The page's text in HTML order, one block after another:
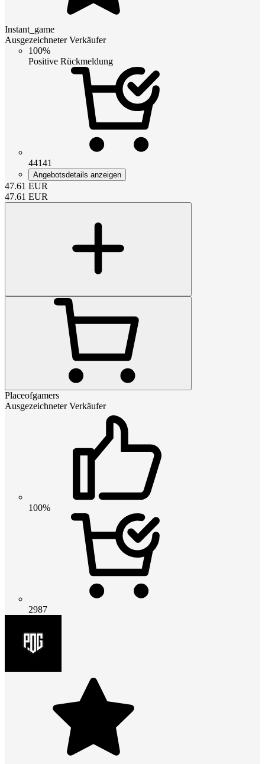
Instant_game
Ausgezeichneter Verkäufer
100%
Positive Rückmeldung
44141
Angebotsdetails anzeigen
47.61 EUR
47.61 EUR
Placeofgamers
Ausgezeichneter Verkäufer
100%
2987